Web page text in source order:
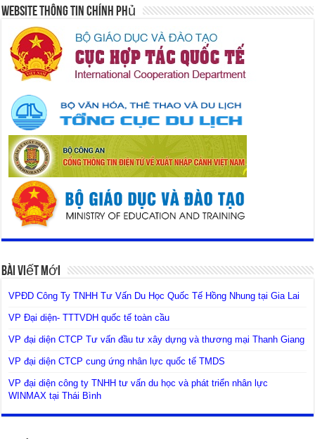
Website Thông Tin Chính Phủ
Bài Viết Mới
VPĐD Công Ty TNHH Tư Vấn Du Học Quốc Tế Hồng Nhung tại Gia Lai
VP Đại diện- TTTVDH quốc tế toàn cầu
VP đại diện CTCP Tư vấn đầu tư xây dựng và thương mại Thanh Giang
VP đại diện CTCP cung ứng nhân lực quốc tế TMDS
VP đại diện công ty TNHH tư vấn du học và phát triển nhân lực
WINMAX tại Thái Bình